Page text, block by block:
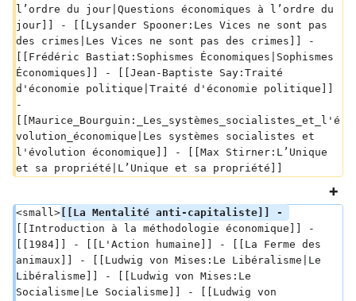
l’ordre du jour|Questions économiques à l’ordre du
jour]] - [[Lysander Spooner:Les Vices ne sont pas
des crimes|Les Vices ne sont pas des crimes]] -
[[Frédéric Bastiat:Sophismes Économiques|Sophismes
Économiques]] - [[Jean-Baptiste Say:Traité
d'économie politique|Traité d'économie politique]]
-
[[Maurice_Bourguin:_Les_systèmes_socialistes_et_l'é
volution_économique|Les systèmes socialistes et
l'évolution économique]] - [[Max Stirner:L’Unique
et sa propriété|L’Unique et sa propriété]]
<small> [[La Mentalité anti-capitaliste]] -
[[Introduction à la méthodologie économique]] -
[[1984]] - [[L'Action humaine]] - [[La Ferme des
animaux]] - [[Ludwig von Mises:Le Libéralisme|Le
Libéralisme]] - [[Ludwig von Mises:Le
Socialisme|Le Socialisme]] - [[Ludwig von